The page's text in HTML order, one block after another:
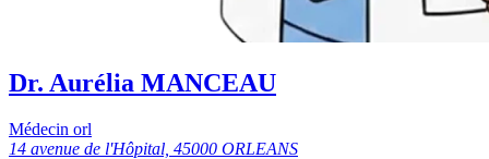
Dr. Aurélia MANCEAU
Médecin orl
14 avenue de l'Hôpital, 45000 ORLEANS